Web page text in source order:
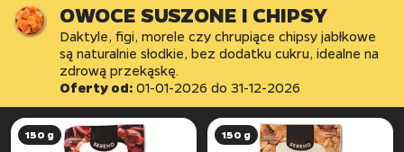
OWOCE SUSZONE I CHIPSY
Daktyle, figi, morele czy chrupiące chipsy jabłkowe
są naturalnie słodkie, bez dodatku cukru, idealne na
zdrową przekąskę.
Oferty od:01-01-2026 do31-12-2026
150 g 150 g